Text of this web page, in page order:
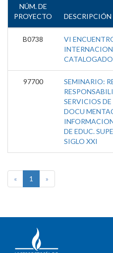
NÚM. DE
PROYECTO
DESCRIPCIÓN
B0738
VI
97700
SEMINARIO:
SERVICIOS
DOCU
DE EDUC.
SIGLO XXI
« 1 »